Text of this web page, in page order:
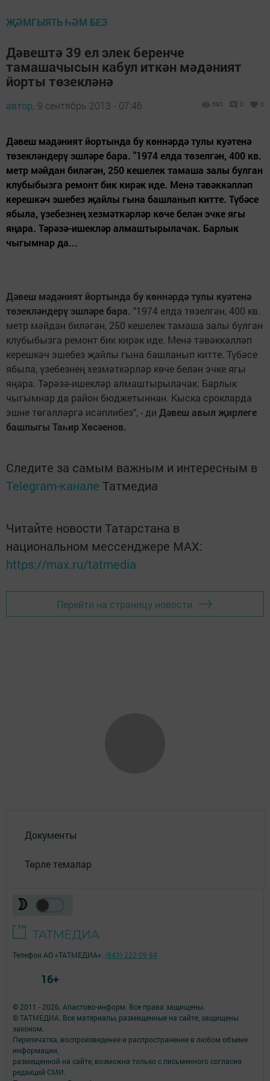
ҖӘМГЫЯТЬ ҺӘМ БЕЗ
Дәвештә 39 ел элек беренче
тамашачысын кабул иткән мәдәният
йорты төзекләнә
автор, 9 сентябрь 2013 - 07:46 590 0 0
Дәвеш мәдәният йортында бу көннәрдә тулы куәтенә
төзекләндерү эшләре бара. "1974 елда төзелгән, 400 кв.
метр мәйдан биләгән, 250 кешелек тамаша залы булган
клубыбызга ремонт бик кирәк иде. Менә тәвәккәлләп
керешкәч эшебез җайлы гына башланып китте. Түбәсе
ябыла, үзебезнең хезмәткәрләр көче белән эчке ягы
яңара. Тәрәзә-ишекләр алмаштырылачак. Барлык
чыгымнар да...
Дәвеш мәдәният йортында бу көннәрдә тулы куәтенә
төзекләндерү эшләре бара. "1974 елда төзелгән, 400 кв.
метр мәйдан биләгән, 250 кешелек тамаша залы булган
клубыбызга ремонт бик кирәк иде. Менә тәвәккәлләп
керешкәч эшебез җайлы гына башланып китте. Түбәсе
ябыла, үзебезнең хезмәткәрләр көче белән эчке ягы
яңара. Тәрәзә-ишекләр алмаштырылачак. Барлык
чыгымнар да район бюджетыннан. Кыска срокларда
эшне төгәлләргә исәплибез", - ди Дәвеш авыл җирлеге
башлыгы Таһир Хөсәенов.
Следите за самым важным и интересным в
Telegram-канале Татмедиа
Читайте новости Татарстана в
национальном мессенджере MАХ:
https://max.ru/tatmedia
Перейти на страницу новости
Документы
Төрле темалар
© 2011 - 2026. Апастово-информ. Все права защищены.
© ТАТМЕДИА. Все материалы, размещенные на сайте, защищены
законом.
Перепечатка, воспроизведение и распространение в любом объеме
информации,
размещенной на сайте, возможна только с письменного согласия
редакций СМИ.
Телефон АО «ТАТМЕДИА»: (843) 222 09 84
16+